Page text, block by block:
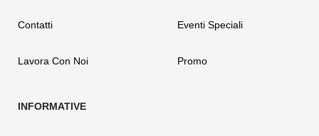
Contatti
Lavora Con Noi
Eventi Speciali
Promo